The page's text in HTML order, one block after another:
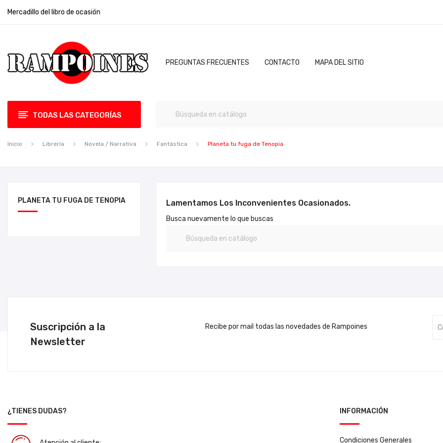
Mercadillo del libro de ocasión
PREGUNTAS FRECUENTES CONTACTO MAPA DEL SITIO
TODAS LAS CATEGORÍAS
Inicio Librería Novela / Narrativa Fantástica Planeta tu fuga de Tenopia
PLANETA TU FUGA DE TENOPIA Lamentamos Los Inconvenientes Ocasionados.
Busca nuevamente lo que buscas
Suscripción a la
Newsletter
Recibe por mail todas las novedades de Rampoines
¿TIENES DUDAS? INFORMACIÓN
Condiciones Generales